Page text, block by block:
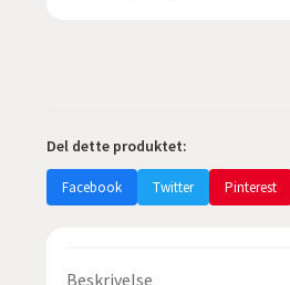
Del dette produktet:
Facebook Twitter Pinterest
Beskrivelse